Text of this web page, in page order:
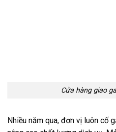
Cửa hàng giao
Nhiều năm qua, đơn vị luôn cố